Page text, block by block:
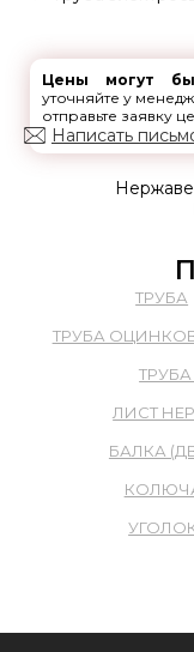
Цены могут
уточняйте у
отправьте заявку
Написать
ТРУБА
ТРУБА
ЛИСТ
БАЛКА